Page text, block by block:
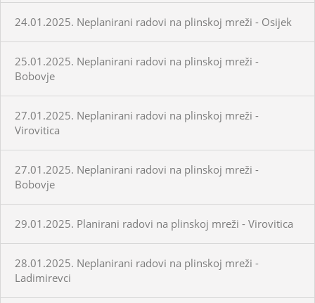
24.01.2025. Neplanirani radovi na plinskoj mreži - Osijek
25.01.2025. Neplanirani radovi na plinskoj mreži -
Bobovje
27.01.2025. Neplanirani radovi na plinskoj mreži -
Virovitica
27.01.2025. Neplanirani radovi na plinskoj mreži -
Bobovje
29.01.2025. Planirani radovi na plinskoj mreži - Virovitica
28.01.2025. Neplanirani radovi na plinskoj mreži -
Ladimirevci